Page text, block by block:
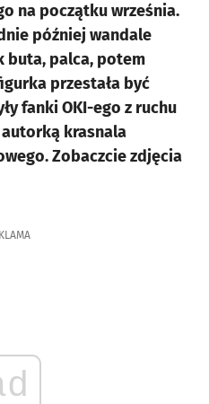
na początku września.
później wandale
buta, palca, potem
przestała być
fanki OKI-ego z ruchu
autorką krasnala
Zobaczcie zdjęcia